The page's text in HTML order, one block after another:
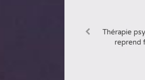
Merci
Thérapie
reprend